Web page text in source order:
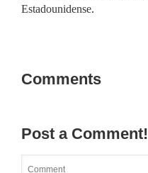
Estadounidense.
Comments
Post a Comment!